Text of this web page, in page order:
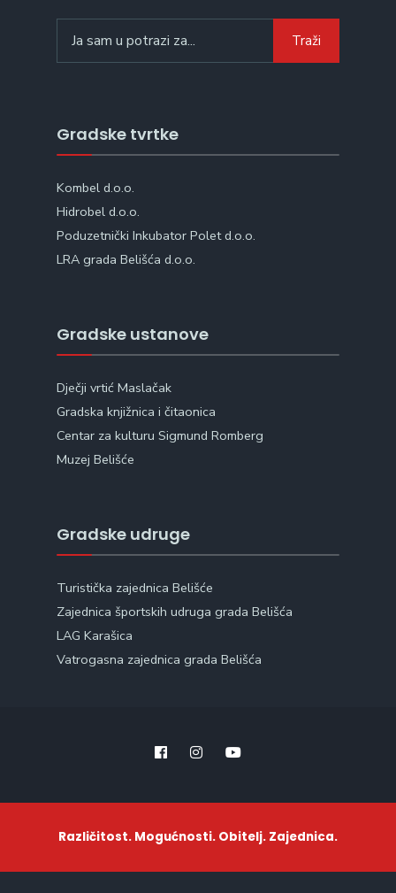
for:
Traži
Gradske tvrtke
Kombel d.o.o.
Hidrobel d.o.o.
Poduzetnički Inkubator Polet d.o.o.
LRA grada Belišća d.o.o.
Gradske ustanove
Dječji vrtić Maslačak
Gradska knjižnica i čitaonica
Centar za kulturu Sigmund Romberg
Muzej Belišće
Gradske udruge
Turistička zajednica Belišće
Zajednica športskih udruga grada Belišća
LAG Karašica
Vatrogasna zajednica grada Belišća
Različitost. Mogućnosti. Obitelj. Zajednica.